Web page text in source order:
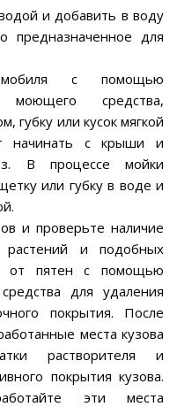
и добавить в воду
предназначенное для
с помощью
моющего средства,
губку или кусок мягкой
начинать с крыши и
В процессе мойки
или губку в воде и
и проверьте наличие
и подобных
от пятен с помощью
для удаления
покрытия. После
места кузова
растворителя и
покрытия кузова.
эти места